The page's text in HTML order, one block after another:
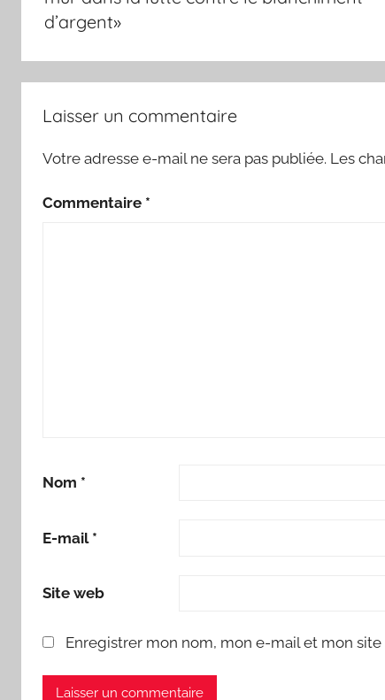
d’argent»
Laisser un commentaire
Votre adresse e-mail ne sera pas publiée. Les
Commentaire *
Nom *
E-mail *
Site web
Enregistrer mon nom, mon e-mail et mon